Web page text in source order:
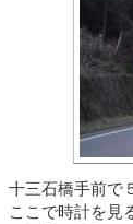
十三石橋手前で
ここで時計を見